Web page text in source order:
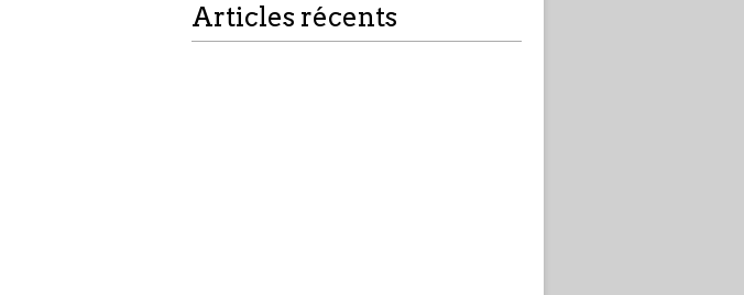
Articles récents